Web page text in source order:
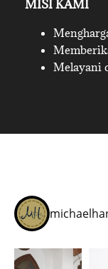
MISI KAMI
Melayani